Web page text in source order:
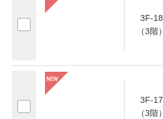
3F-18
（3階）
3F-17
（3階）